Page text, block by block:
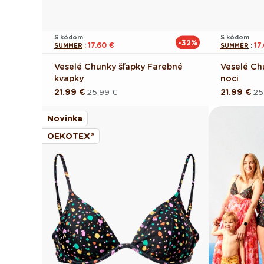
S kódom
SUMMER : 17.60 € -32%
Veselé Chunky šľapky Farebné
kvapky
Pôvodná25.99 €
Akciová
21.99 €
S kódom
SUMMER :
Veselé
noci
Pôvodná
Akciová
21.99 €
Novinka
OEKOTEX®